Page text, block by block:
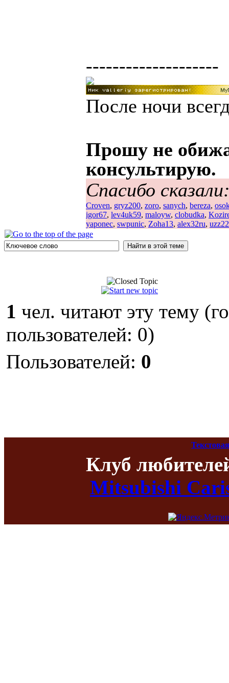
--------------------
После ночи
Прошу не
консультирую.
Спасибо
Croven, gryz200, zoro, sanych, bereza,
igor67, lev4uk59, maloyw, clobudka,
yaponec, swpunic, Zoha13, alex32ru,
1 чел. читают эту тему
пользователей: 0)
Пользователей: 0
Клуб
Mitsubishi